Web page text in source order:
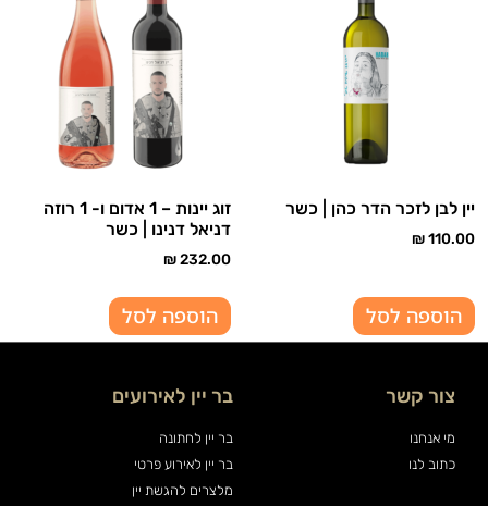
יין לבן לזכר הדר כהן | כשר
₪110.00
הוספה לסל
זוג יינות – 1 אדום ו- 1 רוזה
דניאל דנינו | כשר
₪232.00
הוספה לסל
צור קשר
מי אנחנו
כתוב לנו
בר יין לאירועים
בר יין לחתונה
בר יין לאירוע פרטי
מלצרים להגשת יין